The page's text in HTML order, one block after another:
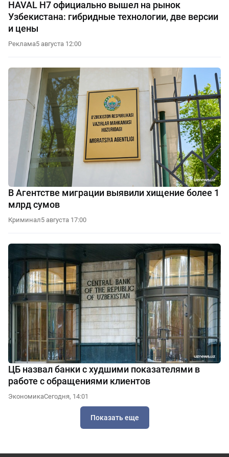
HAVAL H7 официально вышел на рынок
Узбекистана: гибридные технологии, две версии
и цены
Реклама5 августа 12:00
В Агентстве миграции выявили хищение более 1
млрд сумов
Криминал5 августа 17:00
ЦБ назвал банки с худшими показателями в
работе с обращениями клиентов
ЭкономикаСегодня, 14:01
Показать еще